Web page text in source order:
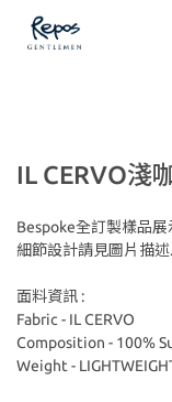
IL CERVO淺
Bespoke全訂製樣品展
細節設計請見圖片描述.
面料資訊 :
Fabric - IL CERVO
Composition - 100%
Weight -